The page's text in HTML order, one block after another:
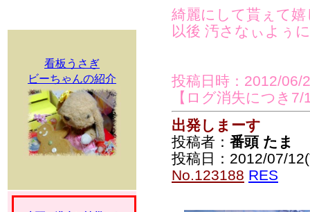
看板うさぎ
ビーちゃんの紹介
綺麗にして貰ぇて
以後 汚さなぃよぅ
投稿日時：2012/06/
【ログ消失につき
出発しまーす
投稿者： 番頭 たま
投稿日：2012/07/
No.123188 RES